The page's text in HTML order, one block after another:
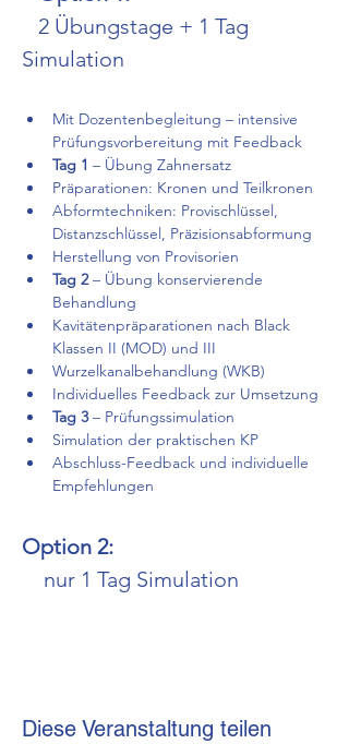
2 Übungstage + 1 Tag
Simulation
Mit Dozentenbegleitung – intensive
Prüfungsvorbereitung mit Feedback
Tag 1 – Übung Zahnersatz
Präparationen: Kronen und Teilkronen
Abformtechniken: Provischlüssel,
Distanzschlüssel, Präzisionsabformung
Herstellung von Provisorien
Tag 2 – Übung konservierende
Behandlung
Kavitätenpräparationen nach Black
Klassen II (MOD) und III
Wurzelkanalbehandlung (WKB)
Individuelles Feedback zur Umsetzung
Tag 3 – Prüfungssimulation
Simulation der praktischen KP
Abschluss-Feedback und individuelle
Empfehlungen
Option 2:
nur 1 Tag Simulation
Diese Veranstaltung teilen